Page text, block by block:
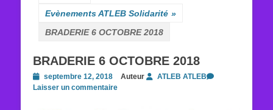
Evènements ATLEB Solidarité »
BRADERIE 6 OCTOBRE 2018
BRADERIE 6 OCTOBRE 2018
Posted
on
septembre 12, 2018 Auteur
ATLEB ATLEB
Laisser un commentaire